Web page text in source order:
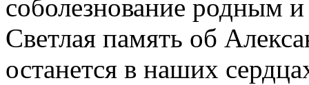
соболезнование родным
Светлая память об
останется в наших